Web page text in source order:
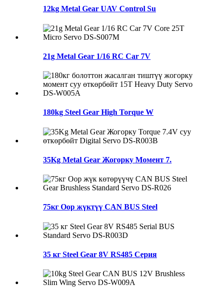
12kg Metal Gear UAV Control Su
21g Metal Gear 1/16 RC Car 7V
180kg Steel Gear High Torque W
35Kg Metal Gear Жогорку Момент 7.
75кг Оор жүктүү CAN BUS Steel
35 кг Steel Gear 8V RS485 Серия